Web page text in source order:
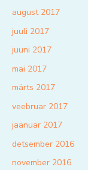
august 2017
juuli 2017
juuni 2017
mai 2017
märts 2017
veebruar 2017
jaanuar 2017
detsember 2016
november 2016